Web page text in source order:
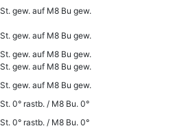
gew. auf M8 Bu gew.
gew. auf M8 Bu gew.
gew. auf M8 Bu gew.
gew. auf M8 Bu gew.
gew. auf M8 Bu gew.
0° rastb. / M8 Bu. 0°
0° rastb. / M8 Bu. 0°